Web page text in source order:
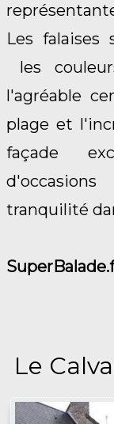
Les falaises
les
l'agréable
plage et
façade
tranquilité
Le